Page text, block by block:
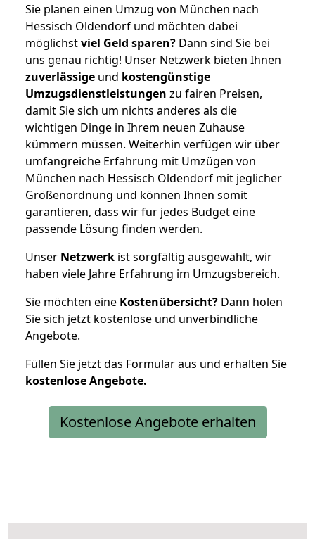
Sie planen einen Umzug von München nach
Hessisch Oldendorf und möchten dabei
möglichstviel Geld sparen? Dann sind Sie bei
uns genau richtig! Unser Netzwerk bieten Ihnen
zuverlässige und kostengünstige
Umzugsdienstleistungen zu fairen Preisen,
damit Sie sich um nichts anderes als die
wichtigen Dinge in Ihrem neuen Zuhause
kümmern müssen. Weiterhin verfügen wir über
umfangreiche Erfahrung mit Umzügen von
München nach Hessisch Oldendorf mit jeglicher
Größenordnung und können Ihnen somit
garantieren, dass wir für jedes Budget eine
passende Lösung finden werden.
Unser Netzwerk ist sorgfältig ausgewählt, wir
haben viele Jahre Erfahrung im Umzugsbereich.
Sie möchten eine Kostenübersicht? Dann holen
Sie sich jetzt kostenlose und unverbindliche
Angebote.
Füllen Sie jetzt das Formular aus und erhalten Sie
kostenloseAngebote.
Kostenlose Angebote erhalten